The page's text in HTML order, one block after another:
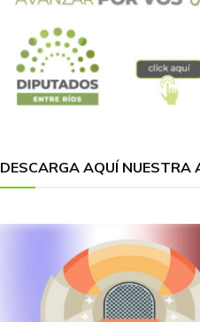
DESCARGA AQUÍ NUESTRA